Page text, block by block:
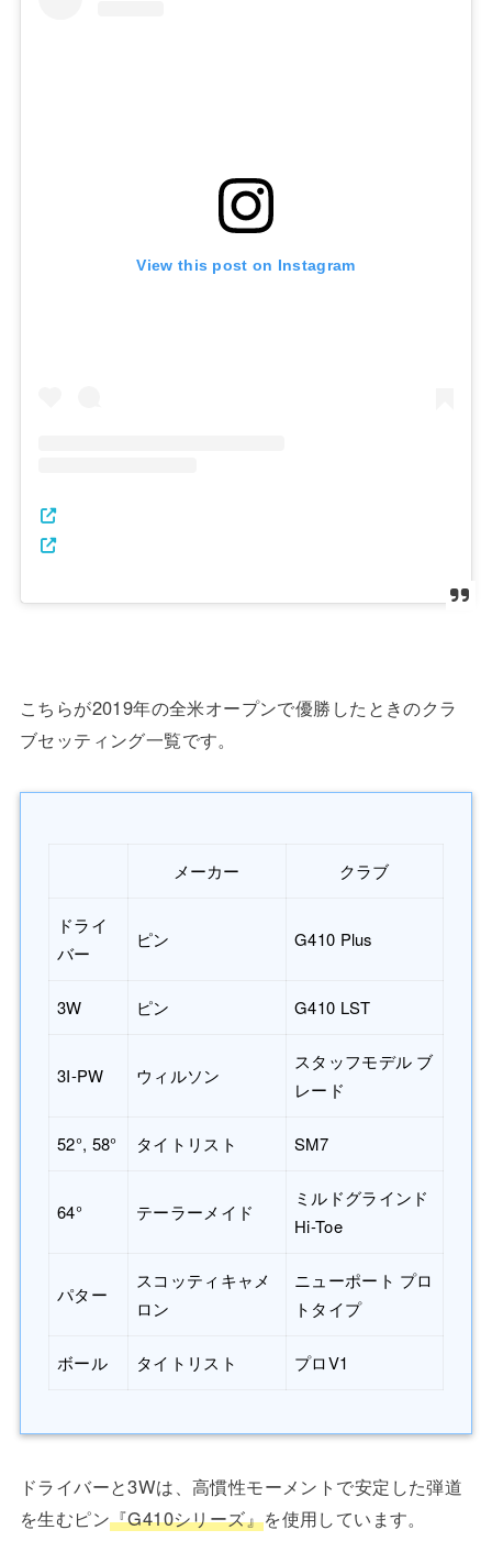
View this post on Instagram
こちらが2019年の全米オープンで優勝したときのクラ
ブセッティング一覧です。
メーカー クラブ
ドライ
バー
ピン G410 Plus
3W ピン G410 LST
3I-PW ウィルソン
スタッフモデル ブ
レード
52°, 58° タイトリスト SM7
64° テーラーメイド
ミルドグラインド
Hi-Toe
パター
スコッティキャメ
ロン
ニューポート プロ
トタイプ
ボール タイトリスト プロV1
ドライバーと3Wは、高慣性モーメントで安定した弾道
を生むピン『G410シリーズ』を使用しています。